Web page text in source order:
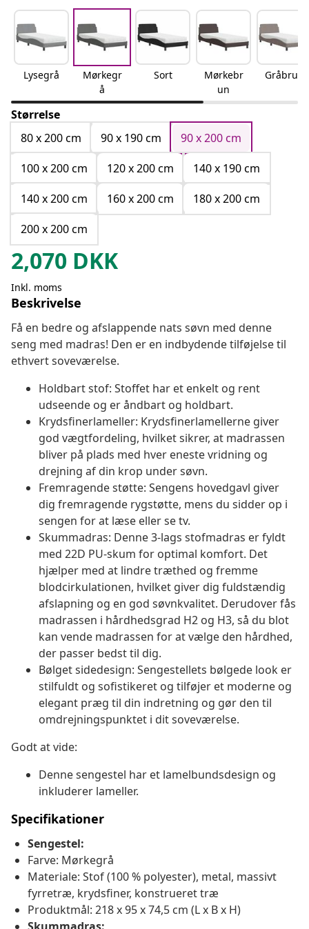
Lysegrå
Mørkegr
å
Sort
Mørkebr
un
Gråbrun
Størrelse
80 x 200 cm
90 x 190 cm
90 x 200 cm
100 x 200 cm
120 x 200 cm
140 x 190 cm
140 x 200 cm
160 x 200 cm
180 x 200 cm
200 x 200 cm
2,070 DKK
Inkl. moms
Beskrivelse
Få en bedre og afslappende nats søvn med denne
seng med madras! Den er en indbydende tilføjelse til
ethvert soveværelse.
Holdbart stof: Stoffet har et enkelt og rent
udseende og er åndbart og holdbart.
Krydsfinerlameller: Krydsfinerlamellerne giver
god vægtfordeling, hvilket sikrer, at madrassen
bliver på plads med hver eneste vridning og
drejning af din krop under søvn.
Fremragende støtte: Sengens hovedgavl giver
dig fremragende rygstøtte, mens du sidder op i
sengen for at læse eller se tv.
Skummadras: Denne 3-lags stofmadras er fyldt
med 22D PU-skum for optimal komfort. Det
hjælper med at lindre træthed og fremme
blodcirkulationen, hvilket giver dig fuldstændig
afslapning og en god søvnkvalitet. Derudover fås
madrassen i hårdhedsgrad H2 og H3, så du blot
kan vende madrassen for at vælge den hårdhed,
der passer bedst til dig.
Bølget sidedesign: Sengestellets bølgede look er
stilfuldt og sofistikeret og tilføjer et moderne og
elegant præg til din indretning og gør den til
omdrejningspunktet i dit soveværelse.
Godt at vide:
Denne sengestel har et lamelbundsdesign og
inkluderer lameller.
Specifikationer
Sengestel:
Farve: Mørkegrå
Materiale: Stof (100 % polyester), metal, massivt
fyrretræ, krydsfiner, konstrueret træ
Produktmål: 218 x 95 x 74,5 cm (L x B x H)